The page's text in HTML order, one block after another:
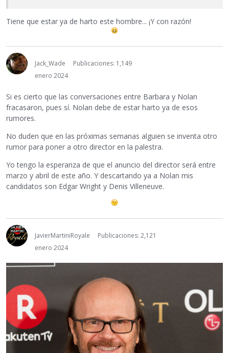
Tiene que estar ya de harto este hombre... ¡Y con razón!
Jack_Wade
Publicaciones: 1,149
enero 2024
Si es cierto que las conversaciones entre Barbara y Nolan
fracasaron, pues sí. Nolan debe de estar harto ya de esos
rumores.
No duden que en las próximas semanas alguien se inventa otro
rumor para poner a otro director en la palestra.
Yo tengo la esperanza de que el anuncio del director será entre
marzo y abril de este año. Y descartando ya a Nolan mis
candidatos son Edgar Wright y Denis Villeneuve.
JavierMartiniRoyale
Publicaciones: 2,121
enero 2024